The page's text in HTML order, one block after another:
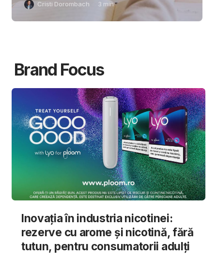
Cristi Dorombach 3 min
Brand Focus
Inovația în industria nicotinei:
rezerve cu arome și nicotină, fără
tutun, pentru consumatorii adulți